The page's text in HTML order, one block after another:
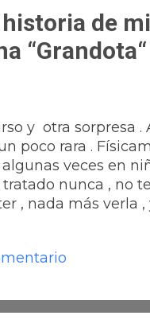
de
“Grandota“
y otra sorpresa .
poco rara .
veces en
nunca , no
, nada más verla
de su problema y
de Apoyo con
el animarla y